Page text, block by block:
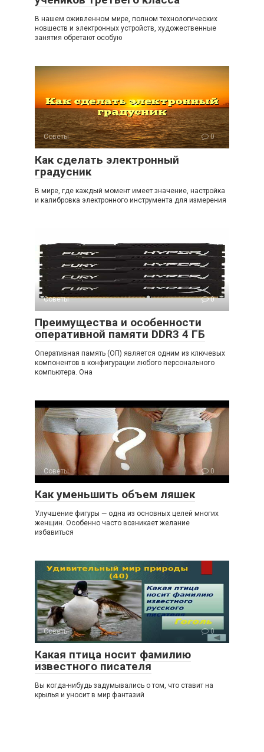
В нашем оживленном мире, полном технологических
новшеств и электронных устройств, художественные
занятия обретают особую
Советы 0
Как сделать электронный
градусник
В мире, где каждый момент имеет значение, настройка
и калибровка электронного инструмента для измерения
Советы 0
Преимущества и особенности
оперативной памяти DDR3 4 ГБ
Оперативная память (ОП) является одним из ключевых
компонентов в конфигурации любого персонального
компьютера. Она
Советы 0
Как уменьшить объем ляшек
Улучшение фигуры — одна из основных целей многих
женщин. Особенно часто возникает желание
избавиться
Советы 0
Какая птица носит фамилию
известного писателя
Вы когда-нибудь задумывались о том, что ставит на
крылья и уносит в мир фантазий